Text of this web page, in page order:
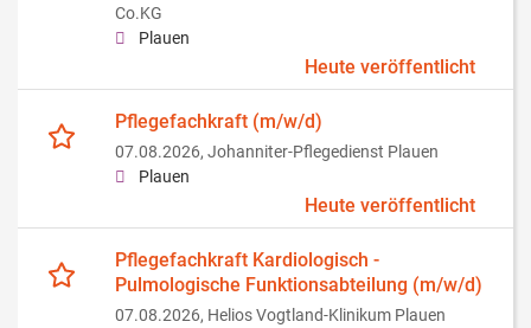
Co.KG
Plauen
Heute veröffentlicht
Pflegefachkraft (m/w/d)
07.08.2026, Johanniter-Pflegedienst Plauen
Plauen
Heute veröffentlicht
Pflegefachkraft Kardiologisch -
Pulmologische Funktionsabteilung (m/w/d)
07.08.2026, Helios Vogtland-Klinikum Plauen